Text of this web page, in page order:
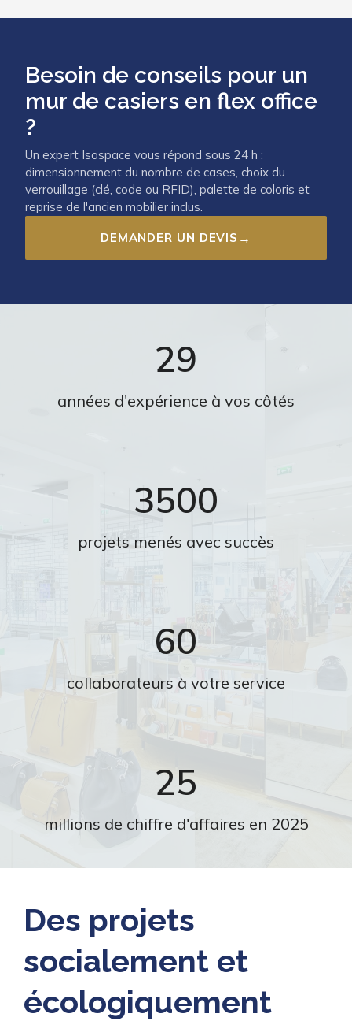
Besoin de conseils pour un
mur de casiers en flex office
?
Un expert Isospace vous répond sous 24 h :
dimensionnement du nombre de cases, choix du
verrouillage (clé, code ou RFID), palette de coloris et
reprise de l'ancien mobilier inclus.
DEMANDER UN DEVIS →
29
années d'expérience à vos côtés
3500
projets menés avec succès
60
collaborateurs à votre service
25
millions de chiffre d'affaires en 2025
Des projets
socialement et
écologiquement